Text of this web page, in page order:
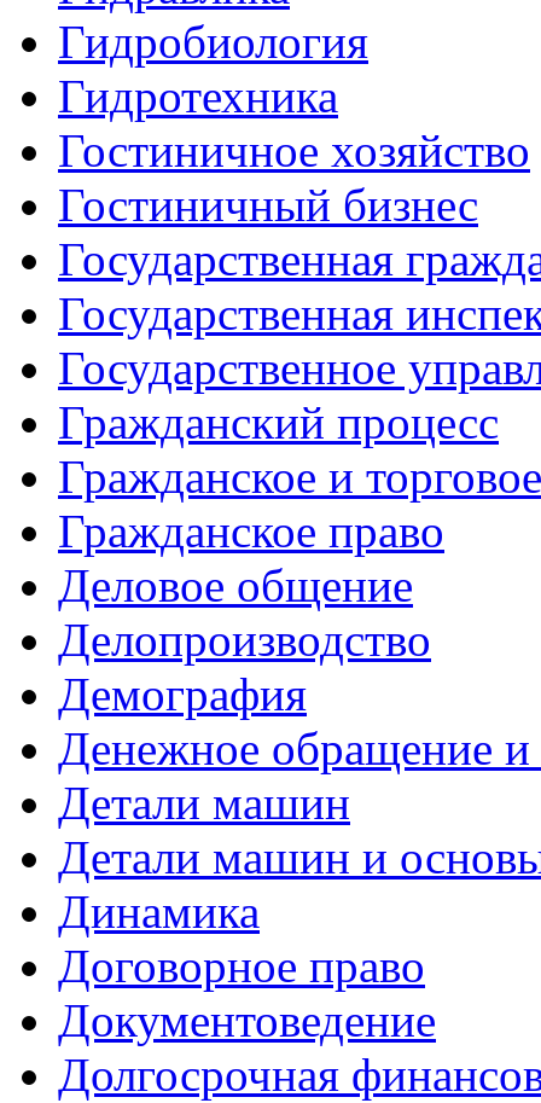
Гидробиология
Гидротехника
Гостиничное хозяйство
Гостиничный бизнес
Государственная
Государственная
Государственное
Гражданский процесс
Гражданское и
Гражданское право
Деловое общение
Делопроизводство
Демография
Денежное обращение и
Детали машин
Детали машин и
Динамика
Договорное право
Документоведение
Долгосрочная